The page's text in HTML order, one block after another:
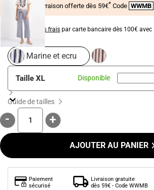
+ Livraison offerte dès 59€* Code WWMB
ou en 3X sans frais par carte bancaire dès 100€ avec
marine et ecru
Taille XL Disponible
Guide de tailles
AJOUTER AU PANIER
Paiement
sécurisé
Livraison gratuite
dès 59€ - Code WWMB